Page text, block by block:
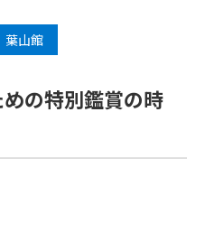
葉山館
の特別鑑賞の時